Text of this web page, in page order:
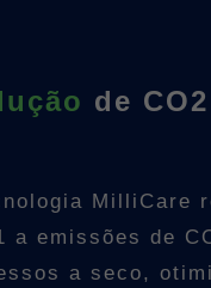
de CO2
MilliCare
a emissões de
a seco,